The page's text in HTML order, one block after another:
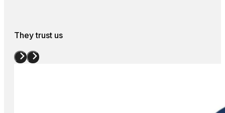
They trust us